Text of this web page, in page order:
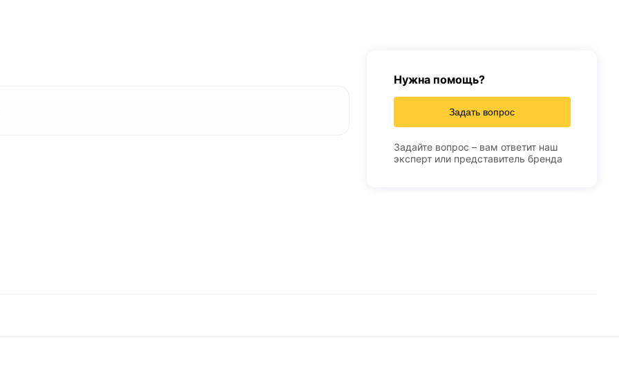
Нужна помощь?
Задать вопрос
Задайте вопрос – вам ответит наш
эксперт или представитель бренда